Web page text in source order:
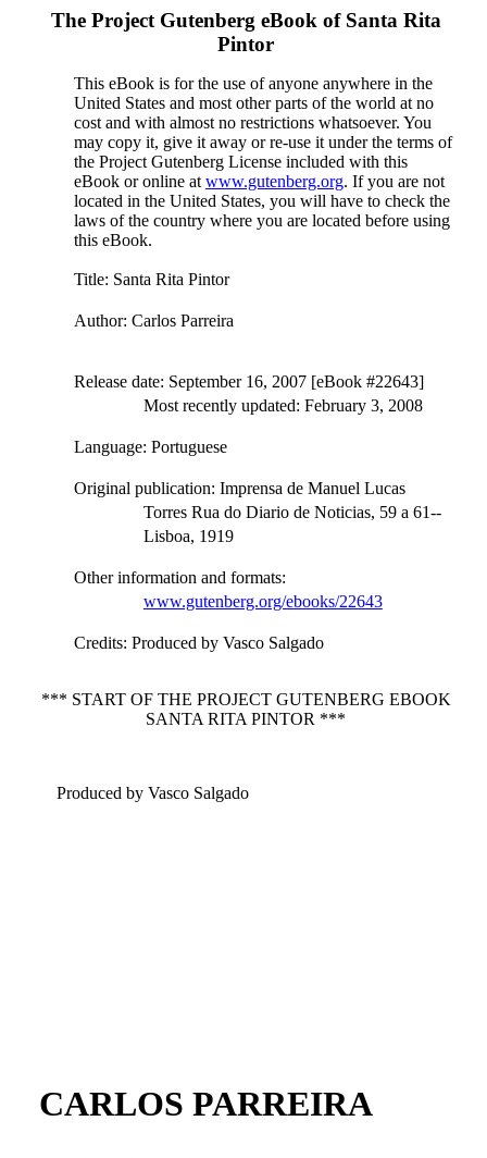
The Project Gutenberg eBook of Santa Rita
Pintor
This eBook is for the use of anyone anywhere in the
United States and most other parts of the world at no
cost and with almost no restrictions whatsoever. You
may copy it, give it away or re-use it under the terms of
the Project Gutenberg License included with this
eBook or online at www.gutenberg.org. If you are not
located in the United States, you will have to check the
laws of the country where you are located before using
this eBook.
Title: Santa Rita Pintor
Author: Carlos Parreira
Release date: September 16, 2007 [eBook #22643]
Most recently updated: February 3, 2008
Language: Portuguese
Original publication: Imprensa de Manuel Lucas
Torres Rua do Diario de Noticias, 59 a 61--
Lisboa, 1919
Other information and formats:
www.gutenberg.org/ebooks/22643
Credits: Produced by Vasco Salgado
*** START OF THE PROJECT GUTENBERG EBOOK
SANTA RITA PINTOR ***
Produced by Vasco Salgado
CARLOS PARREIRA